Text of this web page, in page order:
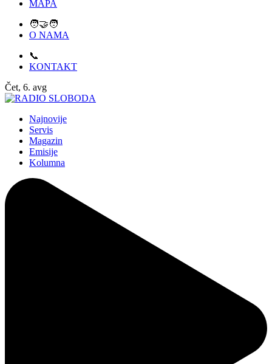
MAPA
🧑‍🤝‍🧑
O NAMA
📞
KONTAKT
Čet, 6. avg
Najnovije
Servis
Magazin
Emisije
Kolumna